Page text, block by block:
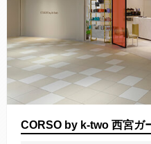
CORSO by k-two 西宮ガ